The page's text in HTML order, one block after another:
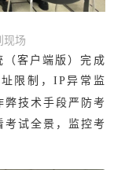
现场
客户端版）完成
限制，IP异常监
弊技术手段严防考
考试全景，监控考